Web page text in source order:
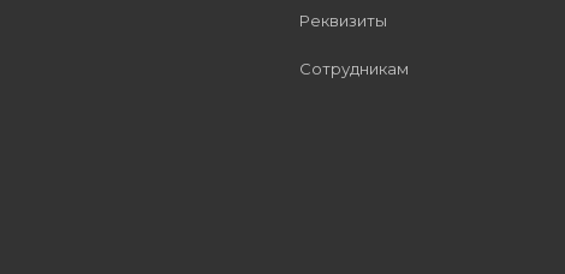
Реквизиты
Сотрудникам